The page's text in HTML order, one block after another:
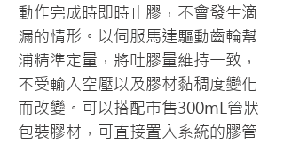
動作完成時即時止膠，不會發生滴
漏的情形。以伺服馬達驅動齒輪幫
浦精準定量，將吐膠量維持一致，
不受輸入空壓以及膠材黏稠度變化
而改變。可以搭配市售300mL管狀
包裝膠材，可直接置入系統的膠管